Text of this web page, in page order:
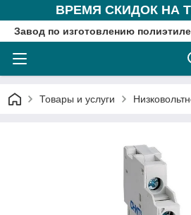
ВРЕМЯ СКИДОК НА
Завод по изготовлению
Товары и услуги